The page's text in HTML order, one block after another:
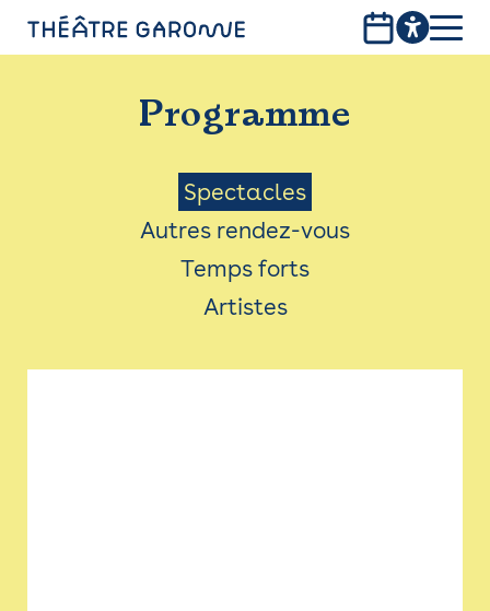
PROGRAMME
INFOS PRATIQUES
AVEC LES PUBLICS
ACCESSIBILITÉ
LES PRODUCTIONS
Programme
Menu
Saison
Spectacles
Autres rendez-vous
Temps forts
Artistes